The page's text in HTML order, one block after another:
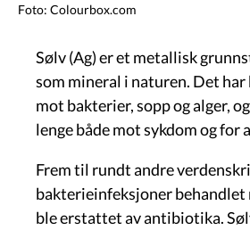
Foto: Colourbox.com
Sølv (Ag) er et metallisk
som mineral i naturen. Det
mot bakterier, sopp og alger,
lenge både mot sykdom og for
Frem til rundt andre
bakterieinfeksjoner behandlet
ble erstattet av antibiotika.